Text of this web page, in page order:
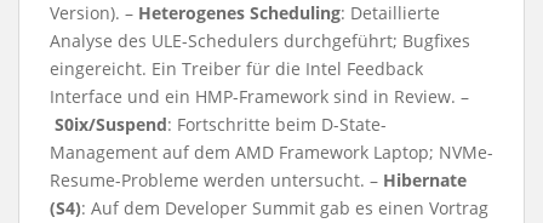
Version). – Heterogenes Scheduling: Detaillierte
Analyse des ULE-Schedulers durchgeführt; Bugfixes
eingereicht. Ein Treiber für die Intel Feedback
Interface und ein HMP-Framework sind in Review. –
S0ix/Suspend: Fortschritte beim D-State-
Management auf dem AMD Framework Laptop; NVMe-
Resume-Probleme werden untersucht. – Hibernate
(S4): Auf dem Developer Summit gab es einen Vortrag